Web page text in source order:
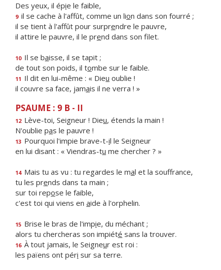
Des yeux, il épie le faible,
9 il se cache à l'affût, comme un lion dans son fourré ;
il se tient à l'affût pour surprendre le pauvre,
il attire le pauvre, il le prend dans son filet.
10 Il se baisse, il se tapit ;
de tout son poids, il tombe sur le faible.
11 Il dit en lui-même : « Dieu oublie !
il couvre sa face, jamais il ne verra ! »
PSAUME : 9 B - II
12 Lève-toi, Seigneur ! Dieu, étends la main !
N'oublie pas le pauvre !
13 Pourquoi l'impie brave-t-il le Seigneur
en lui disant : « Viendras-tu me chercher ? »
14 Mais tu as vu : tu regardes le mal et la souffrance,
tu les prends dans ta main ;
sur toi repose le faible,
c'est toi qui viens en aide à l'orphelin.
15 Brise le bras de l'impie, du méchant ;
alors tu chercheras son impiété sans la trouver.
16 À tout jamais, le Seigneur est roi :
les païens ont péri sur sa terre.